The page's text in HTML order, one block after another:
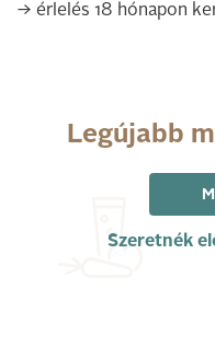
→ érlelés 18 hónapon
Legújabb
Szeretnék